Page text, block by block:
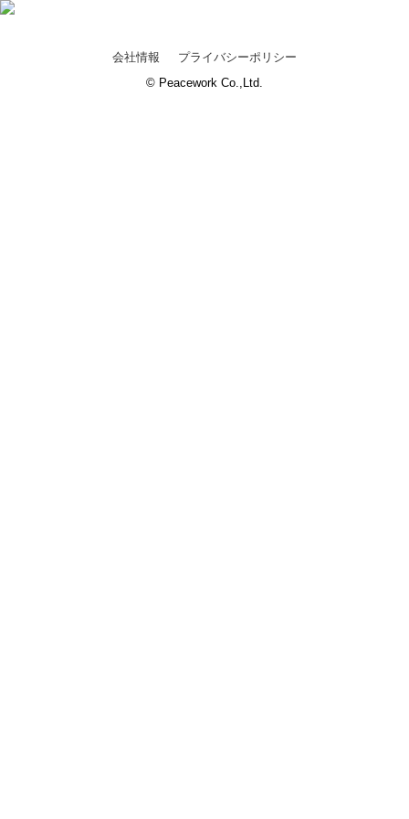
会社情報
プライバシーポリシー
© Peacework Co.,Ltd.